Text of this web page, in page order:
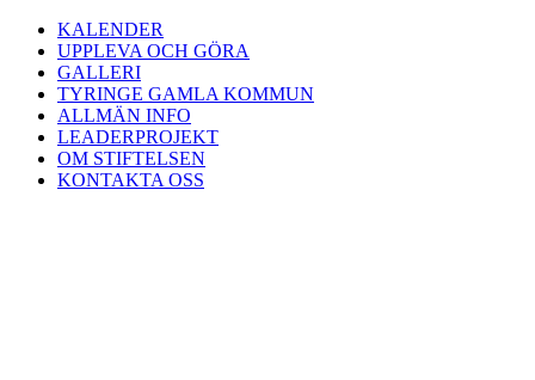
KALENDER
UPPLEVA OCH GÖRA
GALLERI
TYRINGE GAMLA KOMMUN
ALLMÄN INFO
LEADERPROJEKT
OM STIFTELSEN
KONTAKTA OSS